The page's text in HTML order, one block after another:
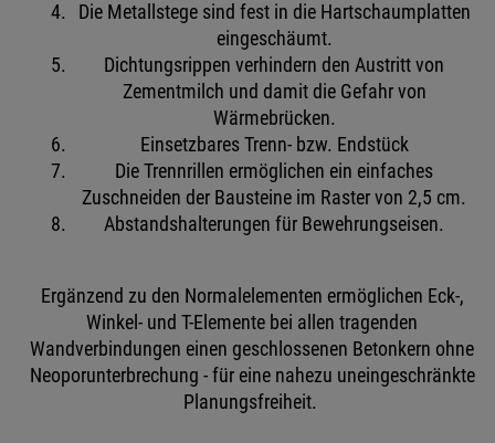
Die Metallstege sind fest in die Hartschaumplatten
eingeschäumt.
Dichtungsrippen verhindern den Austritt von
Zementmilch und damit die Gefahr von
Wärmebrücken.
Einsetzbares Trenn- bzw. Endstück
Die Trennrillen ermöglichen ein einfaches
Zuschneiden der Bausteine im Raster von 2,5 cm.
Abstandshalterungen für Bewehrungseisen.
Ergänzend zu den Normalelementen ermöglichen Eck-,
Winkel- und T-Elemente bei allen tragenden
Wandverbindungen einen geschlossenen Betonkern ohne
Neoporunterbrechung - für eine nahezu uneingeschränkte
Planungsfreiheit.